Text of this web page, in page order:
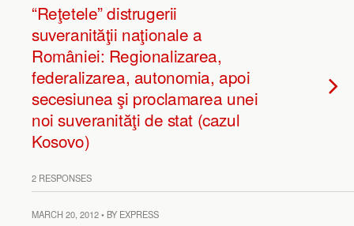
“Reţetele” distrugerii
suveranităţii naţionale a
României: Regionalizarea,
federalizarea, autonomia, apoi
secesiunea şi proclamarea unei
noi suveranităţi de stat (cazul
Kosovo)
2 RESPONSES
MARCH 20, 2012 • BY EXPRESS